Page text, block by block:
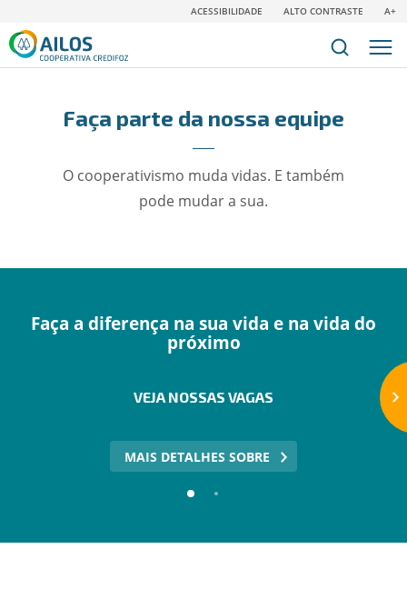
ACESSIBILIDADE ALTO CONTRASTE A+
Faça parte da nossa equipe
O cooperativismo muda vidas. E também
pode mudar a sua.
Faça a diferença na sua vida e na vida do
próximo
VEJA NOSSAS VAGAS
MAIS DETALHES SOBRE